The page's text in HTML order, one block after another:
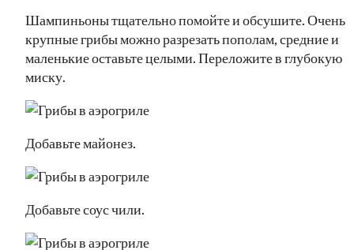
Шампиньоны тщательно помойте и обсушите. Очень
крупные грибы можно разрезать пополам, средние и
маленькие оставьте целыми. Переложите в глубокую
миску.
Добавьте майонез.
Добавьте соус чили.